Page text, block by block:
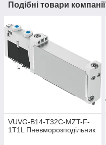
Подібні товари компанії
VUVG-B14-T32C-MZT-F-
1T1L Пневморозподільник